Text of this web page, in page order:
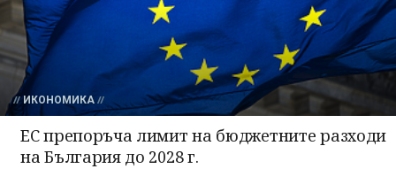
ИКОНОМИКА
ЕС препоръча лимит на бюджетните разходи
на България до 2028 г.